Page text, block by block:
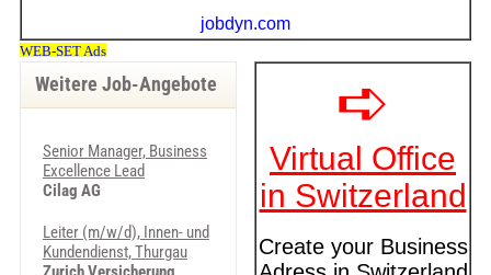
Weitere Job-Angebote
Senior Manager, Business
Excellence Lead
Cilag AG
Leiter (m/w/d), Innen- und
Kundendienst, Thurgau